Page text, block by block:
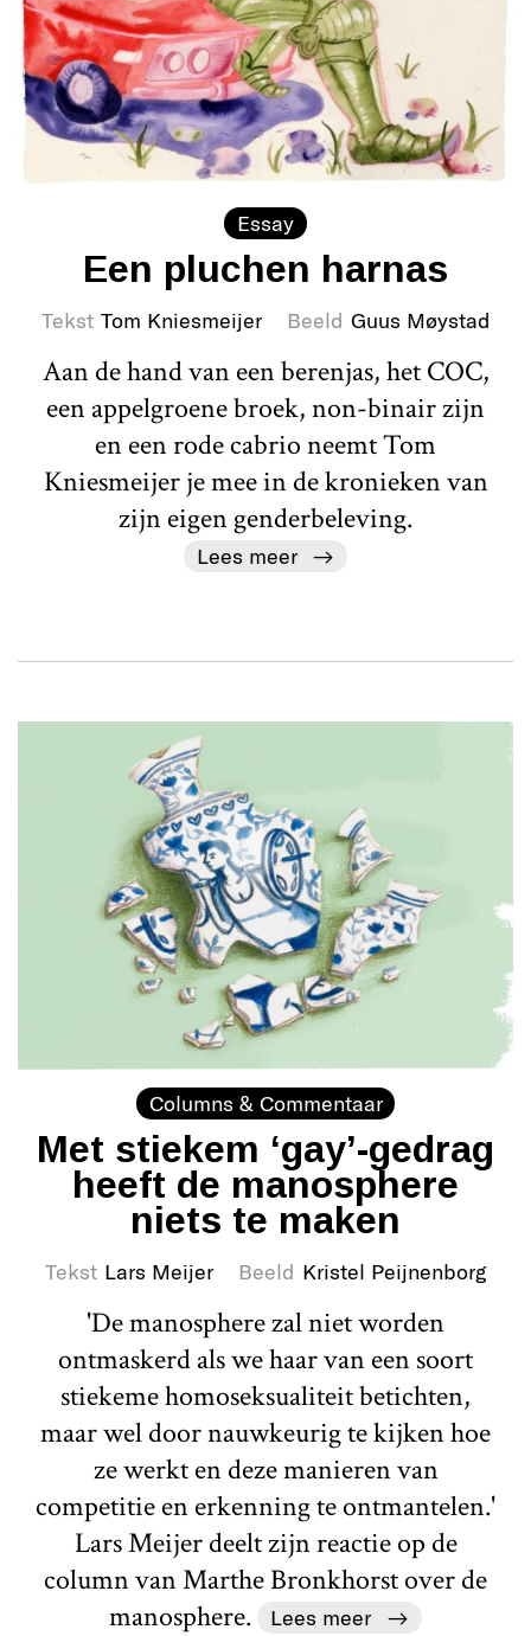
Essay
Een pluchen harnas
Tekst Tom Kniesmeijer Beeld Guus Møystad
Aan de hand van een berenjas, het COC,
een appelgroene broek, non-binair zijn
en een rode cabrio neemt Tom
Kniesmeijer je mee in de kronieken van
zijn eigen genderbeleving.
Lees meer
Columns & Commentaar
Met stiekem ‘gay’-gedrag
heeft de manosphere
niets te maken
Tekst Lars Meijer Beeld Kristel Peijnenborg
'De manosphere zal niet worden
ontmaskerd als we haar van een soort
stiekeme homoseksualiteit betichten,
maar wel door nauwkeurig te kijken hoe
ze werkt en deze manieren van
competitie en erkenning te ontmantelen.'
Lars Meijer deelt zijn reactie op de
column van Marthe Bronkhorst over de
manosphere.
Lees meer